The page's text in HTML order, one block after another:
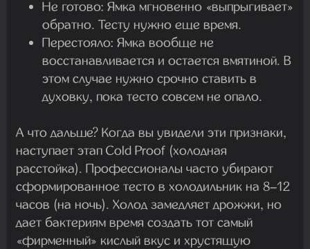
Не готово: Ямка мгновенно «выпрыгивает»
обратно. Тесту нужно еще время.
Перестояло: Ямка вообще не
восстанавливается и остается вмятиной. В
этом случае нужно срочно ставить в
духовку, пока тесто совсем не опало.
А что дальше? Когда вы увидели эти признаки,
наступает этап Cold Proof (холодная
расстойка). Профессионалы часто убирают
сформированное тесто в холодильник на 8–12
часов (на ночь). Холод замедляет дрожжи, но
дает бактериям время создать тот самый
«фирменный» кислый вкус и хрустящую